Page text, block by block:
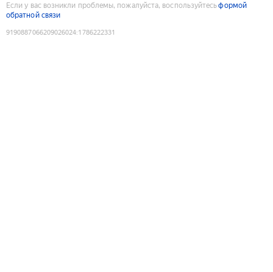
Если у вас возникли проблемы, пожалуйста, воспользуйтесьформой
обратной связи
9190887066209026024:1786222331